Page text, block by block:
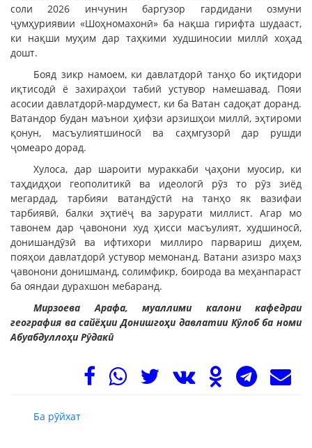
соли 2026 инчунин баргузор гардидани озмуни
ҷумҳуриявии «Шоҳномахонӣ» ба нақша гирифта шудааст,
ки нақши муҳим дар таҳкими худшиносии миллӣ хоҳад
дошт.
Бояд зикр намоем, ки давлатдорӣ танҳо бо иқтидори
иқтисодӣ ё захираҳои табиӣ устувор намешавад. Пояи
асосии давлатдорӣ-мардумест, ки ба Ватан садоқат доранд.
Ватандор будан маънои ҳифзи арзишҳои миллӣ, эҳтироми
қонун, масъулиятшиносӣ ва саҳмгузорӣ дар рушди
ҷомеаро дорад.
Хулоса, дар шароити мураккаби ҷаҳони муосир, ки
таҳдидҳои геополитикӣ ва идеологӣ рӯз то рӯз зиёд
мегардад, тарбияи ватандӯстӣ на танҳо як вазифаи
тарбиявӣ, балки эҳтиёҷ ва зарурати миллист. Агар мо
тавонем дар ҷавонони худ ҳисси масъулият, худшиносӣ,
донишандӯзӣ ва ифтихори миллиро парвариш диҳем,
пояҳои давлатдорӣ устувор мемонанд. Ватани азизро маҳз
ҷавонони донишманд, солимфикр, боирода ва меҳанпараст
ба ояндаи дурахшон мебаранд.
Мирзоева Арафа, муаллими калони кафедраи
география ва сайёҳии Донишгоҳи давлатии Кӯлоб ба номи
Абуабдуллоҳи Рӯдакӣ
Ба рӯйхат